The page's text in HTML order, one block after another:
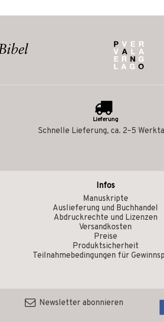
Lieferung
Schnelle Lieferung, ca. 2–5
Infos
Manuskripte
Auslieferung und Buchhandel
Abdruckrechte und Lizenzen
Versandkosten
Preise
Produktsicherheit
Teilnahmebedingungen für
Newsletter abonnieren